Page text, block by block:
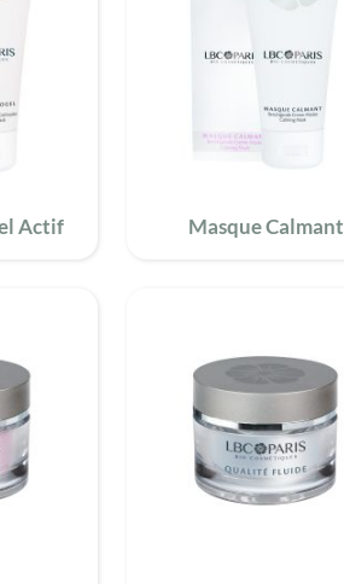
Actif Masque Calmant